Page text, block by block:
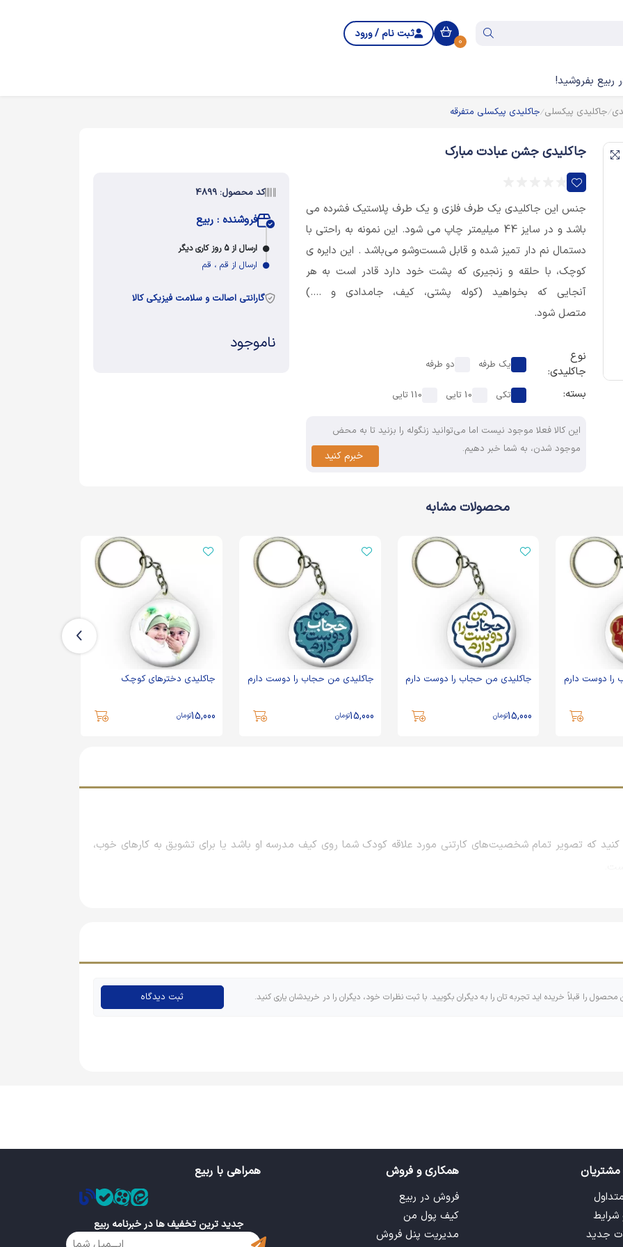
0
ثبت نام / ورود
ربیع بفروشید!
جاکلیدی پیکسلی جاکلیدی پیکسلی متفرقه
جاکلیدی جشن عبادت مبارک
جنس این جاکلیدی یک طرف فلزی و یک طرف پلاستیک فشرده می
باشد و در سایز 44 میلیمتر چاپ می شود. این نمونه به راحتی با
دستمال نم دار تمیز شده و قابل شست‌وشو می‌باشد . این دایره ی
کوچک، با حلقه و زنجیری که پشت خود دارد قادر است به هر
آنجایی که بخواهید (کوله پشتی، کیف، جامدادی و ....)
متصل شود.
نوع
جاکلیدی:
یک طرفه دو طرفه
بسته: تکی 10 تایی 110 تایی
این کالا فعلا موجود نیست اما می‌توانید زنگوله را بزنید تا به محض
موجود شدن، به شما خبر دهیم.
خبرم کنید
کد محصول: 4899
فروشنده : ربیع
ارسال از 5 روز کاری دیگر
ارسال از قم ، قم
گارانتی اصالت و سلامت فیزیکی کالا
ناموجود
محصولات مشابه
را دوست دارم جاکلیدی من حجاب را دوست دارم
15,000تومان
جاکلیدی من حجاب را دوست دارم
15,000تومان
جاکلیدی دخترهای کوچک
15,000تومان
که تصویر تمام شخصیت‌های کارتنی مورد علاقه کودک شما روی کیف مدرسه او باشد یا برای تشویق به کارهای خوب،
که اندازه‌های کوچک و بزرگ و گاهی مربع و مستطیل دارد که البته مثل پیکسل دایره‌ای محبوب نیستند و چه از نظر
تشکیل شده است! با وجود اینکه جاکلیدی ها کابرهای زیاد و مهم دارند، اما این محصول بسیار با صرفه بوده و
محصول را قبلاً خریده اید تجربه تان را به دیگران بگویید. با ثبت نظرات خود، دیگران را در خریدشان یاری کنید. ثبت دیدگاه
شرایط
جدید
همکاری و فروش
فروش در ربیع
کیف پول من
مدیریت پنل فروش
همراهی با ربیع
جدید ترین تخفیف ها در خبرنامه ربیع